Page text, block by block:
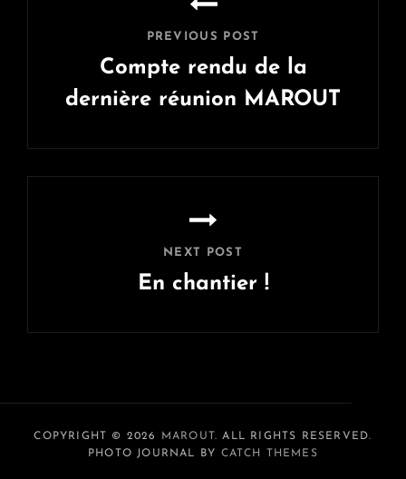
PREVIOUS POST
Compte rendu de la
dernière réunion MAROUT
Post
NEXT POST
En chantier !
Post
COPYRIGHT © 2026 MAROUT. ALL RIGHTS RESERVED.
PHOTO JOURNAL BY CATCH THEMES